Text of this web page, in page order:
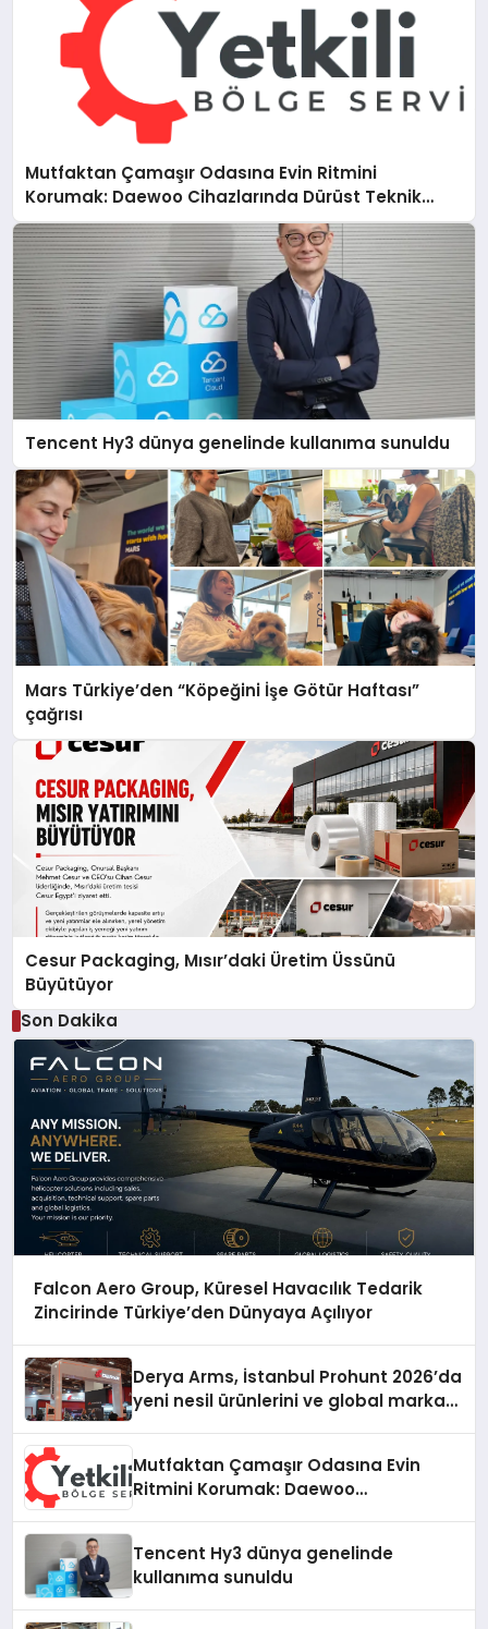
Mutfaktan Çamaşır Odasına Evin Ritmini
Korumak: Daewoo Cihazlarında Dürüst Teknik
Destek Deneyimi
Tencent Hy3 dünya genelinde kullanıma sunuldu
Mars Türkiye’den “Köpeğini İşe Götür Haftası”
çağrısı
Cesur Packaging, Mısır’daki Üretim Üssünü
Büyütüyor
Son Dakika
Falcon Aero Group, Küresel Havacılık Tedarik
Zincirinde Türkiye’den Dünyaya Açılıyor
Derya Arms, İstanbul Prohunt 2026’da
yeni nesil ürünlerini ve global marka
Mutfaktan Çamaşır Odasına Evin
Ritmini Korumak: Daewoo
Tencent Hy3 dünya genelinde
kullanıma sunuldu